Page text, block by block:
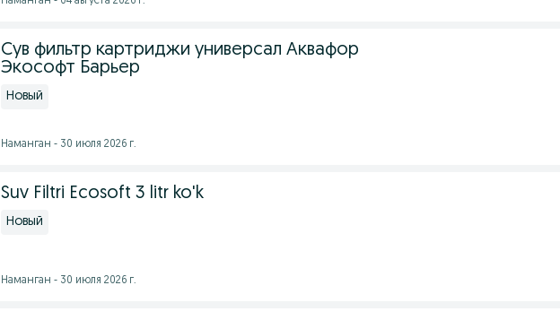
Сув фильтр картриджи универсал Аквафор
Экософт Барьер
Новый
Наманган - 30 июля 2026 г.
Suv Filtri Ecosoft 3 litr ko'k
Новый
Наманган - 30 июля 2026 г.